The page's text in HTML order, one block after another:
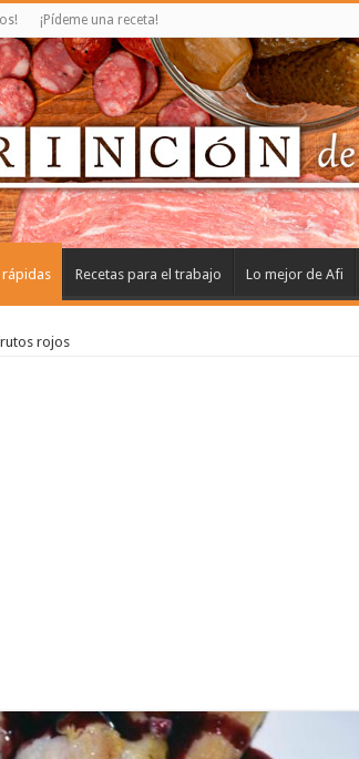
¡Pídeme una receta!
rápidas Recetas para el trabajo Lo mejor de Afi
rojos